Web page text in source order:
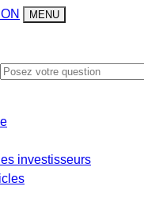
MENU
investisseurs